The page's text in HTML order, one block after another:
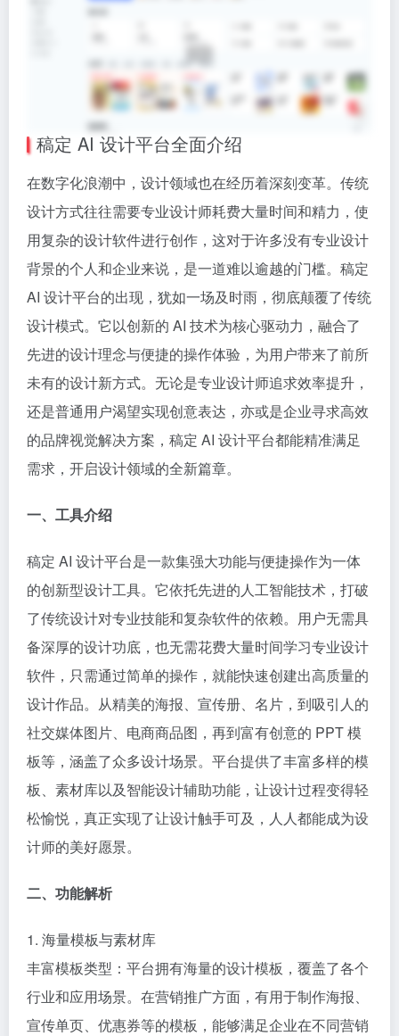
稿定 AI 设计平台全面介绍
在数字化浪潮中，设计领域也在经历着深刻变革。传统
设计方式往往需要专业设计师耗费大量时间和精力，使
用复杂的设计软件进行创作，这对于许多没有专业设计
背景的个人和企业来说，是一道难以逾越的门槛。稿定
AI 设计平台的出现，犹如一场及时雨，彻底颠覆了传统
设计模式。它以创新的 AI 技术为核心驱动力，融合了
先进的设计理念与便捷的操作体验，为用户带来了前所
未有的设计新方式。无论是专业设计师追求效率提升，
还是普通用户渴望实现创意表达，亦或是企业寻求高效
的品牌视觉解决方案，稿定 AI 设计平台都能精准满足
需求，开启设计领域的全新篇章。
一、工具介绍
稿定 AI 设计平台是一款集强大功能与便捷操作为一体
的创新型设计工具。它依托先进的人工智能技术，打破
了传统设计对专业技能和复杂软件的依赖。用户无需具
备深厚的设计功底，也无需花费大量时间学习专业设计
软件，只需通过简单的操作，就能快速创建出高质量的
设计作品。从精美的海报、宣传册、名片，到吸引人的
社交媒体图片、电商商品图，再到富有创意的 PPT 模
板等，涵盖了众多设计场景。平台提供了丰富多样的模
板、素材库以及智能设计辅助功能，让设计过程变得轻
松愉悦，真正实现了让设计触手可及，人人都能成为设
计师的美好愿景。
二、功能解析
1. 海量模板与素材库
丰富模板类型：平台拥有海量的设计模板，覆盖了各个
行业和应用场景。在营销推广方面，有用于制作海报、
宣传单页、优惠券等的模板，能够满足企业在不同营销